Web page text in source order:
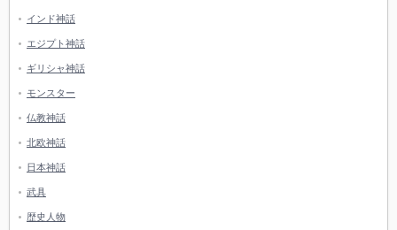
インド神話
エジプト神話
ギリシャ神話
モンスター
仏教神話
北欧神話
日本神話
武具
歴史人物